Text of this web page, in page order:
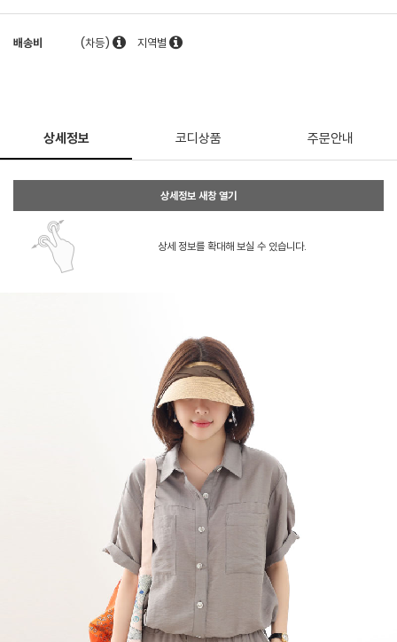
배송비 (차등) 지역별
상세정보 코디상품 주문안내
상세정보 새창 열기
상세 정보를 확대해 보실 수 있습니다.